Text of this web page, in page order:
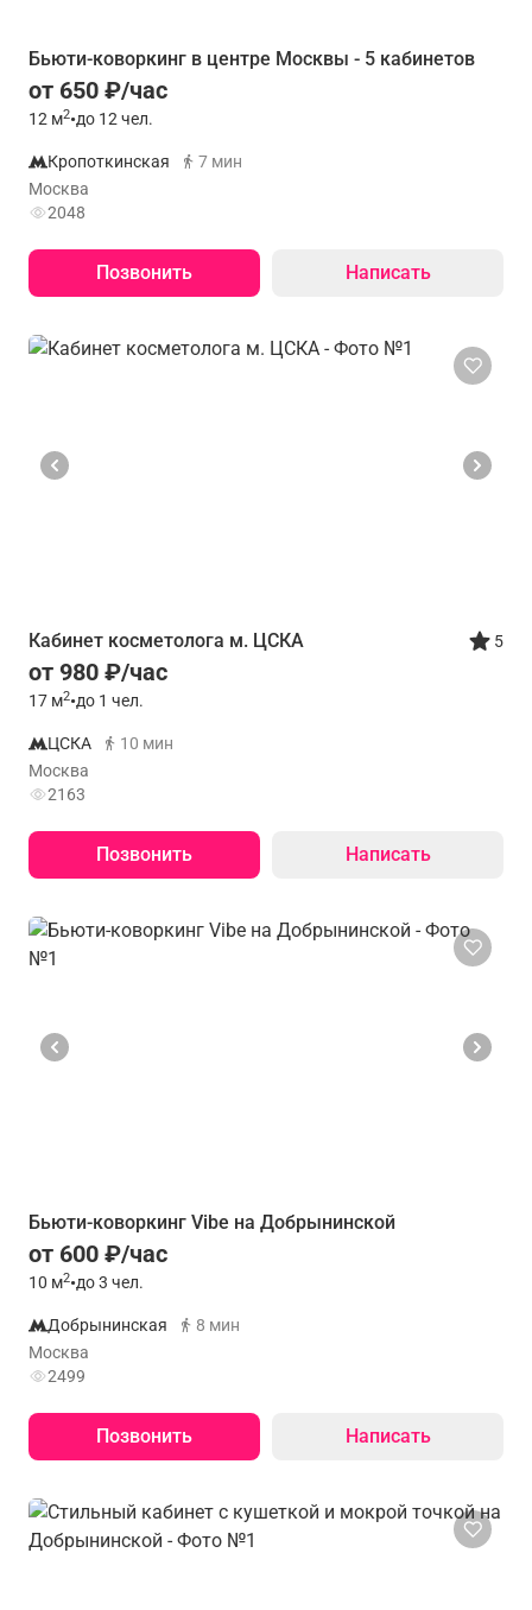
Бьюти-коворкинг в центре Москвы - 5 кабинетов
от 650 ₽/час
12 м2•до 12 чел.
Кропоткинская
7 мин
Москва
2048
Позвонить Написать
Кабинет косметолога м. ЦСКА
от 980 ₽/час
17 м2•до 1 чел.
5
ЦСКА
10 мин
Москва
2163
Позвонить Написать
Бьюти-коворкинг Vibe на Добрынинской
от 600 ₽/час
10 м2•до 3 чел.
Добрынинская
8 мин
Москва
2499
Позвонить Написать